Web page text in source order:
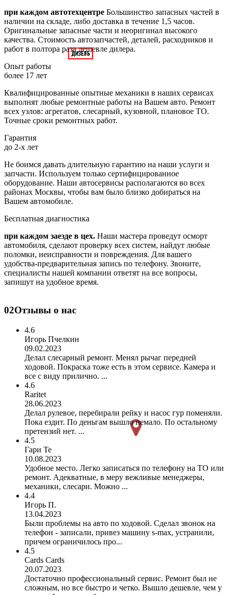
при каждом автотехцентре Большинство запасных частей в
наличии на складе, либо доставка в течение 1,5 часов.
Оригинальные запасные части и неоригинал высокого
качества. Стоимость автозапчастей, деталей, расходников и
работ в полтора раза дешевле дилера.
Опыт работы
более 17 лет
Квалифицированные опытные механики в наших сервисах
выполнят любые ремонтные работы на Вашем авто. Ремонт
всех узлов: агрегатов, слесарный, кузовной, плановое ТО.
Точные сроки ремонтных работ.
Гарантия
до 2-х лет
Не боимся давать длительную гарантию на наши услуги и
запчасти. Используем только сертифицированное
оборудование. Наши автосервисы располагаются во всех
районах Москвы, чтобы вам было близко добираться на
Вашем автомобиле.
Бесплатная диагностика
при каждом заезде в цех. Наши мастера проведут осморт
автомобиля, сделают проверку всех систем, найдут любые
поломки, неисправности и повреждения. Для вашего
удобства-предварительная запись по телефону. Звоните,
специалисты нашей компании ответят на все вопросы,
запишут на удобное время.
02Отзывы о нас
4.6
Игорь Пчелкин
09.02.2023
Делал слесарный ремонт. Менял рычаг передней
ходовой. Покраска тоже есть в этом сервисе. Камера и
все с виду прилично. ...
4.6
Raritet
28.06.2023
Делал рулевое, перебирали рейку и насос гур поменяли.
Пока ездит. По деньгам вышло немало. По остальному
претензий нет. ...
4.5
Гари Те
10.08.2023
Удобное место. Легко записаться по телефону на ТО или
ремонт. Адекватные, в меру вежливые менеджеры,
механики, слесари. Можно ...
4.4
Игорь П.
13.04.2023
Были проблемы на авто по ходовой. Сделал звонок на
телефон - записали, привез машину s-max, устранили,
причем ограничилось про...
4.5
Cards Cards
20.07.2023
Достаточно профессиональный сервис. Ремонт был не
сложным, но все быстро и четко. Вышло дешевле, чем у